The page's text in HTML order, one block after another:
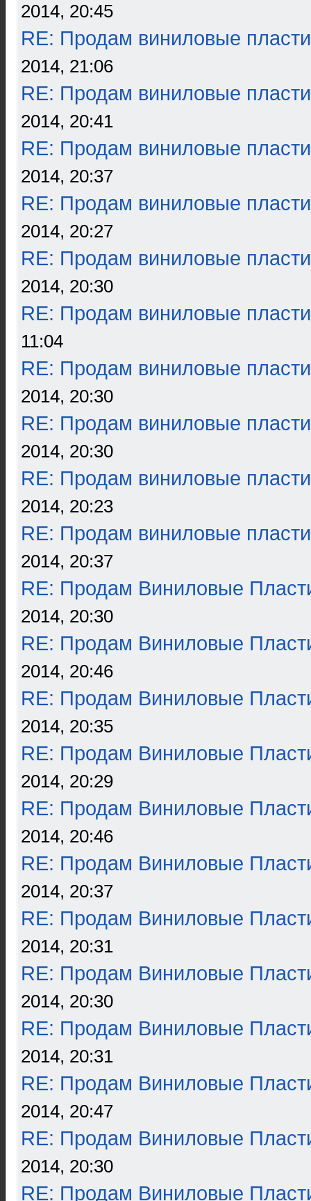
2014, 20:45
RE: Продам виниловые
2014, 21:06
RE: Продам виниловые
2014, 20:41
RE: Продам виниловые
2014, 20:37
RE: Продам виниловые
2014, 20:27
RE: Продам виниловые
2014, 20:30
RE: Продам виниловые
11:04
RE: Продам виниловые
2014, 20:30
RE: Продам виниловые
2014, 20:30
RE: Продам виниловые
2014, 20:23
RE: Продам виниловые
2014, 20:37
RE: Продам Виниловые
2014, 20:30
RE: Продам Виниловые
2014, 20:46
RE: Продам Виниловые
2014, 20:35
RE: Продам Виниловые
2014, 20:29
RE: Продам Виниловые
2014, 20:46
RE: Продам Виниловые
2014, 20:37
RE: Продам Виниловые
2014, 20:31
RE: Продам Виниловые
2014, 20:30
RE: Продам Виниловые
2014, 20:31
RE: Продам Виниловые
2014, 20:47
RE: Продам Виниловые
2014, 20:30
RE: Продам Виниловые